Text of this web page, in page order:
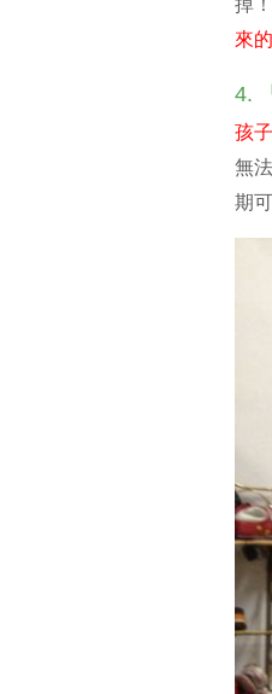
掉
來
4.
孩
無
期